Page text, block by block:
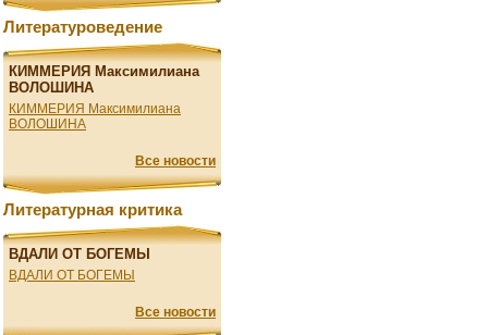
Литературоведение
КИММЕРИЯ Максимилиана
ВОЛОШИНА
КИММЕРИЯ Максимилиана
ВОЛОШИНА
Все новости
Литературная критика
ВДАЛИ ОТ БОГЕМЫ
ВДАЛИ ОТ БОГЕМЫ
Все новости